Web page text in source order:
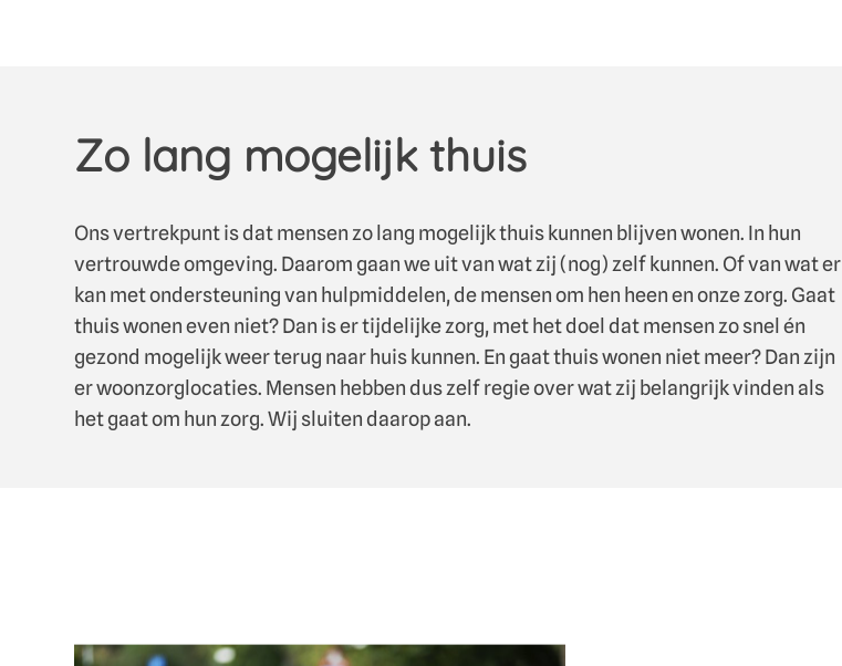
Zo lang mogelijk thuis
Ons vertrekpunt is dat mensen zo lang mogelijk thuis kunnen blijven wonen. In hun
vertrouwde omgeving. Daarom gaan we uit van wat zij (nog) zelf kunnen. Of van wat er
kan met ondersteuning van hulpmiddelen, de mensen om hen heen en onze zorg. Gaat
thuis wonen even niet? Dan is er tijdelijke zorg, met het doel dat mensen zo snel én
gezond mogelijk weer terug naar huis kunnen. En gaat thuis wonen niet meer? Dan zijn
er woonzorglocaties. Mensen hebben dus zelf regie over wat zij belangrijk vinden als
het gaat om hun zorg. Wij sluiten daarop aan.